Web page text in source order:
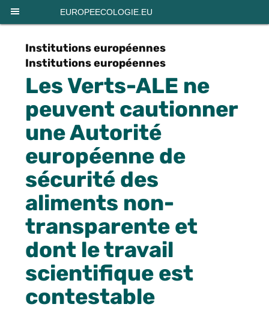
EUROPEECOLOGIE.EU
Institutions européennes
Institutions européennes
Les Verts-ALE ne
peuvent cautionner
une Autorité
européenne de
sécurité des
aliments non-
transparente et
dont le travail
scientifique est
contestable